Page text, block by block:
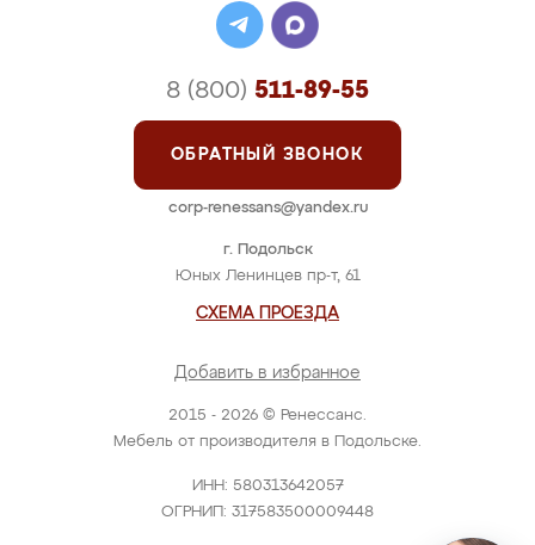
2015 - 2026 © Ренессанс.
Мебель от производителя в Подольске.
ИНН: 580313642057
ОГРНИП: 317583500009448
г. Подольск
Юных Ленинцев пр-т, 61
СХЕМА ПРОЕЗДА
Добавить в избранное
8 (800) 511-89-55
ОБРАТНЫЙ ЗВОНОК
corp-renessans@yandex.ru